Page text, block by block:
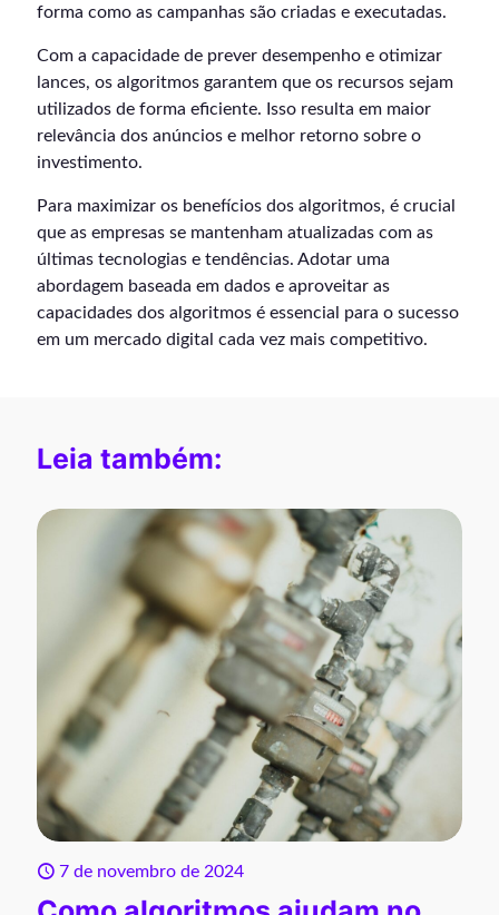
forma como as campanhas são criadas e executadas.
Com a capacidade de prever desempenho e otimizar
lances, os algoritmos garantem que os recursos sejam
utilizados de forma eficiente. Isso resulta em maior
relevância dos anúncios e melhor retorno sobre o
investimento.
Para maximizar os benefícios dos algoritmos, é crucial
que as empresas se mantenham atualizadas com as
últimas tecnologias e tendências. Adotar uma
abordagem baseada em dados e aproveitar as
capacidades dos algoritmos é essencial para o sucesso
em um mercado digital cada vez mais competitivo.
Leia também:
7 de novembro de 2024